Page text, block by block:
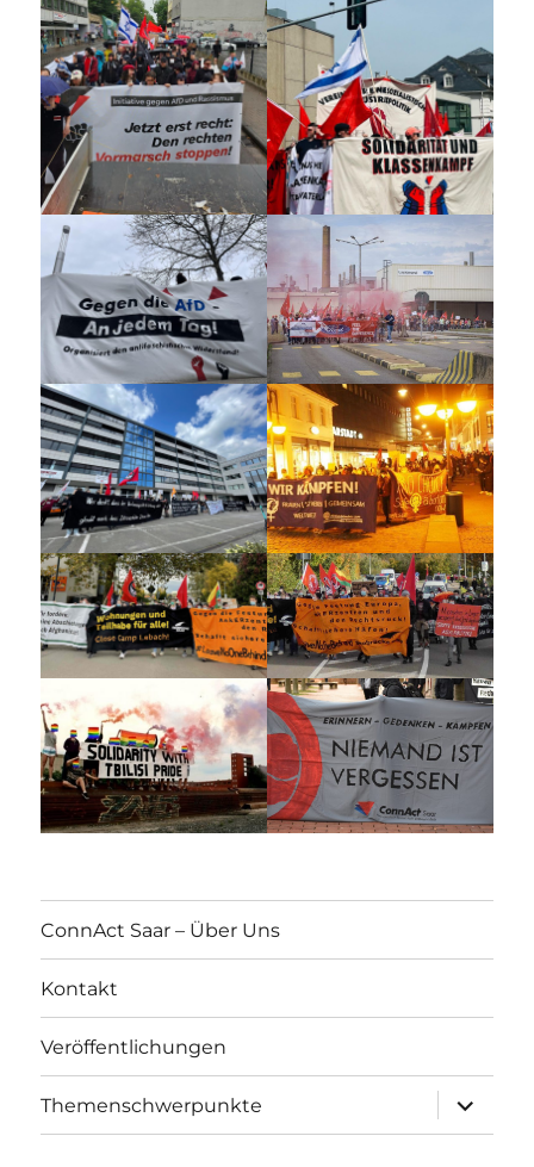
ConnAct Saar – Über Uns
Kontakt
Veröffentlichungen
Themenschwerpunkte
öffnen